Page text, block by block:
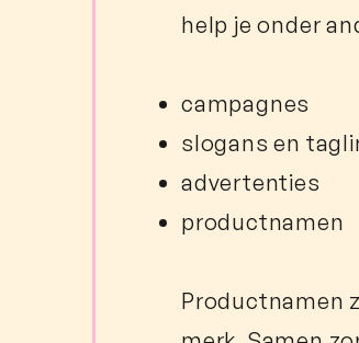
help je onder
campagnes
slogans en
advertenties
productnamen
Productnamen